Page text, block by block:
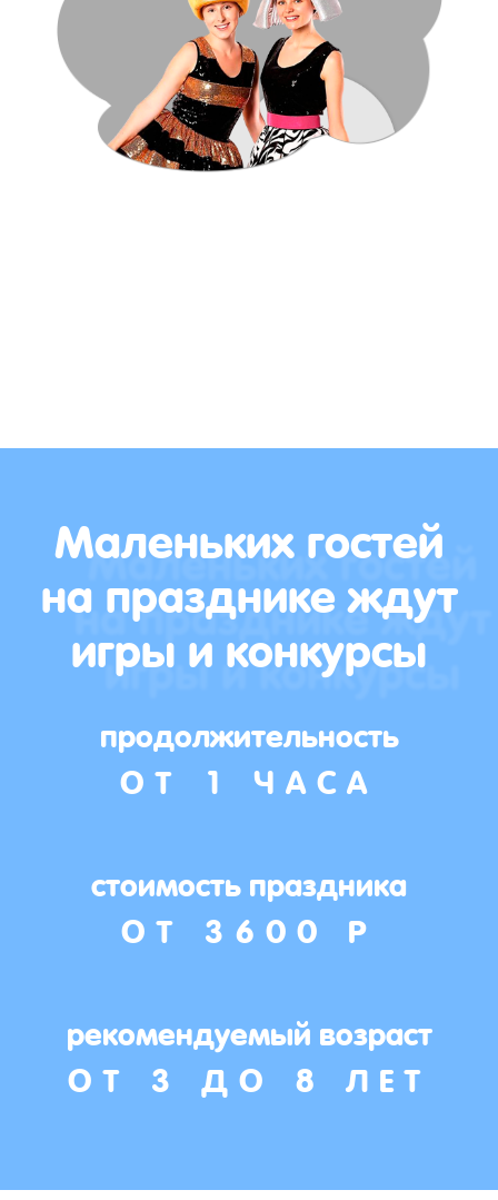
Маленьких гостей
на празднике ждут
игры и конкурсы
продолжительность
ОТ 1 ЧАСА
стоимость праздника
ОТ 3600 Р
рекомендуемый возраст
ОТ 3 ДО 8 ЛЕТ